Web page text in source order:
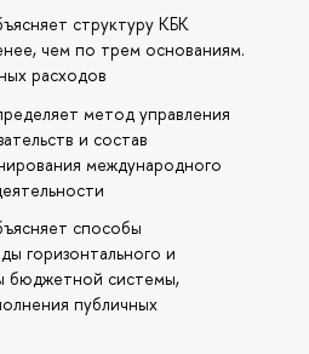
структуру КБК
чем по трем основаниям.
расходов
метод управления
и состав
международного
способы
горизонтального и
бюджетной системы,
публичных